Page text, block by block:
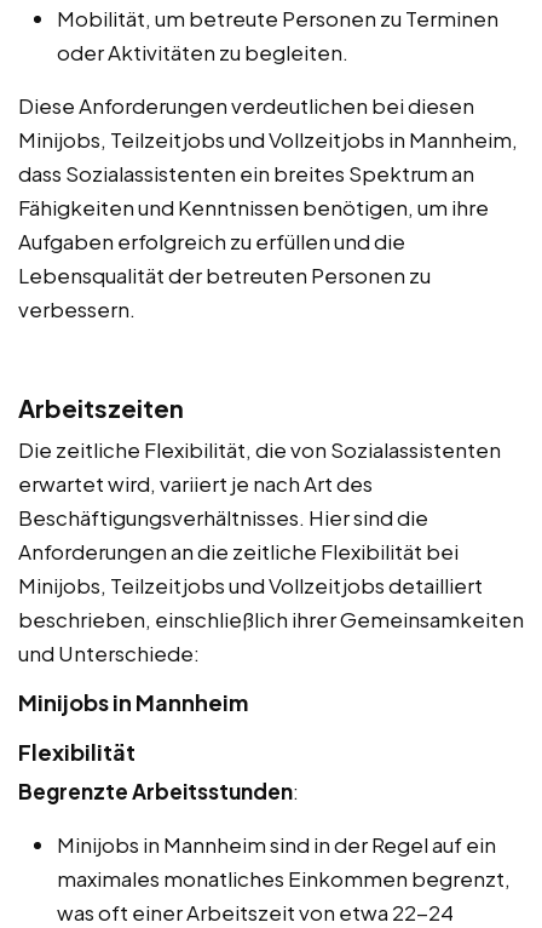
Mobilität, um betreute Personen zu Terminen
oder Aktivitäten zu begleiten.
Diese Anforderungen verdeutlichen bei diesen
Minijobs, Teilzeitjobs und Vollzeitjobs in Mannheim,
dass Sozialassistenten ein breites Spektrum an
Fähigkeiten und Kenntnissen benötigen, um ihre
Aufgaben erfolgreich zu erfüllen und die
Lebensqualität der betreuten Personen zu
verbessern.
Arbeitszeiten
Die zeitliche Flexibilität, die von Sozialassistenten
erwartet wird, variiert je nach Art des
Beschäftigungsverhältnisses. Hier sind die
Anforderungen an die zeitliche Flexibilität bei
Minijobs, Teilzeitjobs und Vollzeitjobs detailliert
beschrieben, einschließlich ihrer Gemeinsamkeiten
und Unterschiede:
Minijobs in Mannheim
Flexibilität
Begrenzte Arbeitsstunden:
Minijobs in Mannheim sind in der Regel auf ein
maximales monatliches Einkommen begrenzt,
was oft einer Arbeitszeit von etwa 22-24